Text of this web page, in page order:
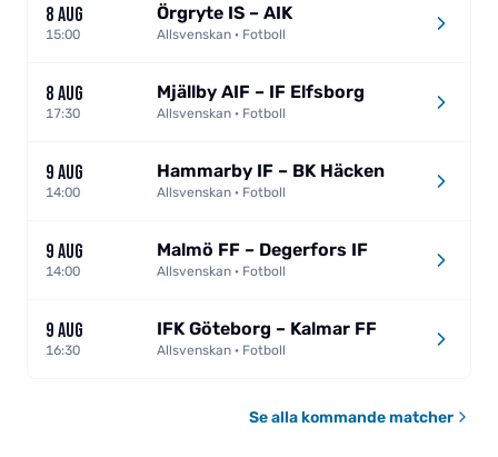
8 AUG
15:00
Örgryte IS – AIK
Allsvenskan · Fotboll
8 AUG
17:30
Mjällby AIF – IF Elfsborg
Allsvenskan · Fotboll
9 AUG
14:00
Hammarby IF – BK Häcken
Allsvenskan · Fotboll
9 AUG
14:00
Malmö FF – Degerfors IF
Allsvenskan · Fotboll
9 AUG
16:30
IFK Göteborg – Kalmar FF
Allsvenskan · Fotboll
Se alla kommande matcher